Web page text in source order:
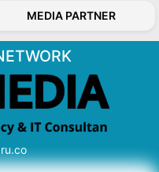
MEDIA PARTNER